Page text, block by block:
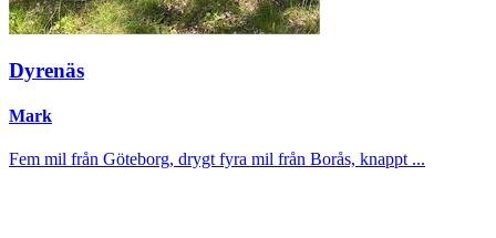
Dyrenäs
Mark
Fem mil från Göteborg, drygt fyra mil från Borås, knappt ...